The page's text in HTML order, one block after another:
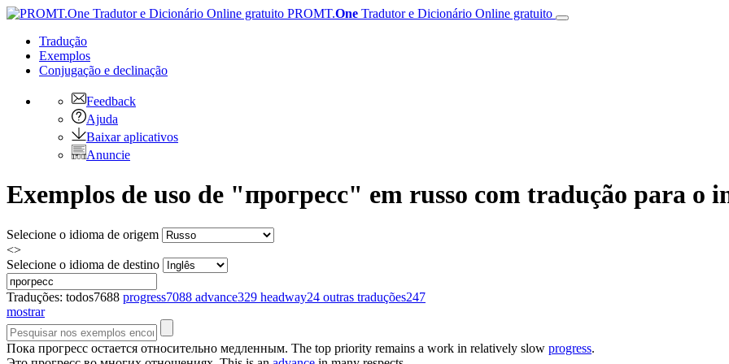
PROMT.One Tradutor e Dicionário Online gratuito
Tradução
Exemplos
Conjugação e declinação
Feedback
Ajuda
Baixar aplicativos
Anuncie
Exemplos de uso de "прогресс" em russo com tradução para o
Selecione o idioma de origem
<>
Selecione o idioma de destino
Traduções: todos7688 progress7088 advance329 headway24 outras traduções247
mostrar
Пока прогресс остается относительно медленным. The top priority remains a work in relatively slow progress.